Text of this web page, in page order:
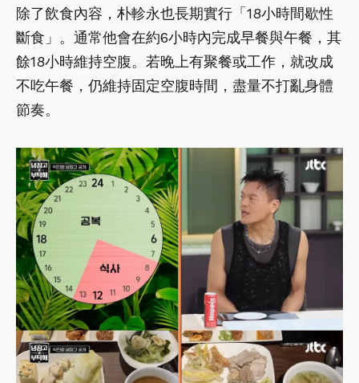
除了飲食內容，朴軫永也長期實行「18小時間歇性
斷食」。通常他會在約6小時內完成早餐與午餐，其
餘18小時維持空腹。若晚上有聚餐或工作，就改成
不吃午餐，仍維持固定空腹時間，盡量不打亂身體
節奏。